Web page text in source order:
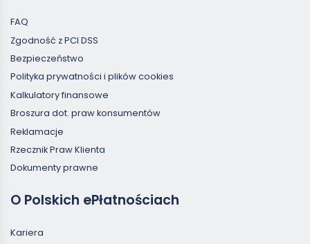
FAQ
Zgodność z PCI DSS
Bezpieczeństwo
Polityka prywatności i plików cookies
Kalkulatory finansowe
Broszura dot. praw konsumentów
Reklamacje
Rzecznik Praw Klienta
Dokumenty prawne
O Polskich ePłatnościach
Kariera